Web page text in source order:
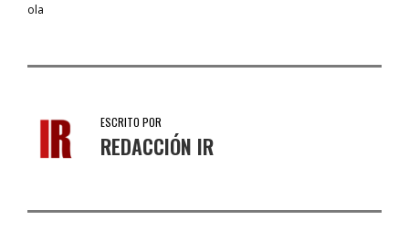
ola
ESCRITO POR
REDACCIÓN IR